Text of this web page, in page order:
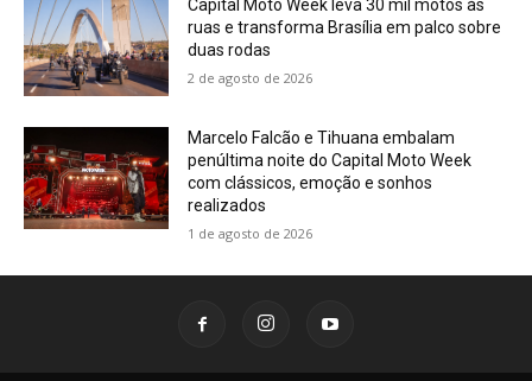
Capital Moto Week leva 30 mil motos às
ruas e transforma Brasília em palco sobre
duas rodas
2 de agosto de 2026
Marcelo Falcão e Tihuana embalam
penúltima noite do Capital Moto Week
com clássicos, emoção e sonhos
realizados
1 de agosto de 2026